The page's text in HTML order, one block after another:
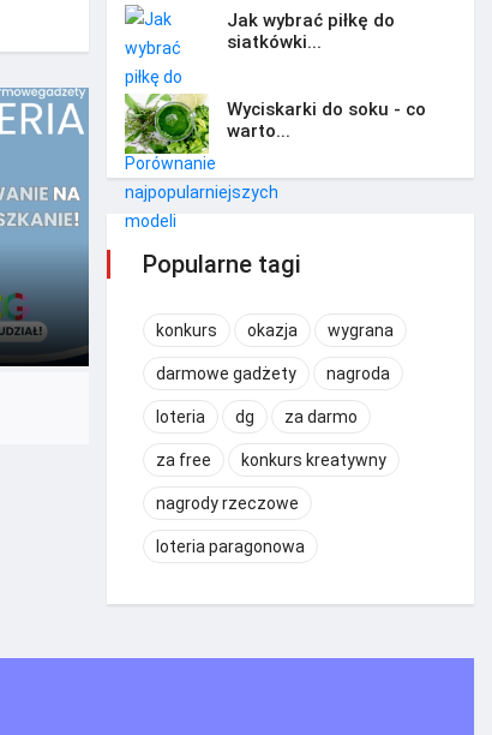
Jak wybrać piłkę do
siatkówki...
Wyciskarki do soku - co
warto...
Popularne tagi
konkurs okazja wygrana
darmowe gadżety nagroda
loteria dg za darmo
za free konkurs kreatywny
nagrody rzeczowe
loteria paragonowa